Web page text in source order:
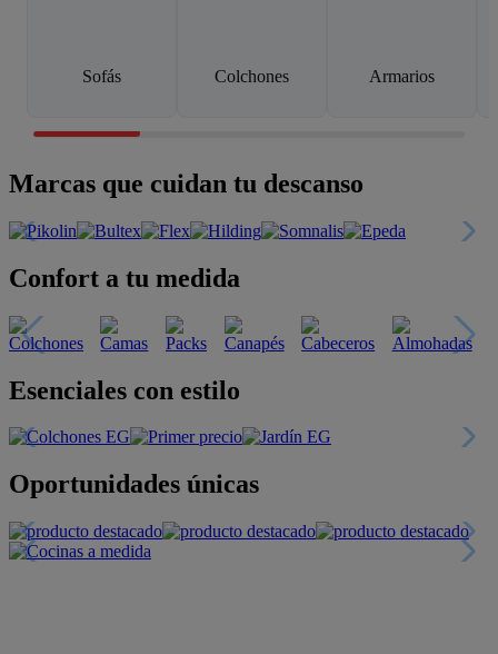
Sofás Colchones Armarios
Marcas que cuidan tu descanso
Confort a tu medida
Esenciales con estilo
Oportunidades únicas